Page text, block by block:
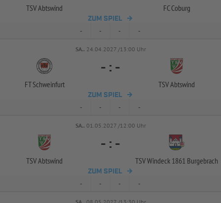
TSV Abtswind FC Coburg
ZUM SPIEL
- - - -
SA.. 24.04.2027 /13:00 Uhr
FT Schweinfurt
- : -
TSV Abtswind
ZUM SPIEL
- - - -
SA.. 01.05.2027 /12:00 Uhr
TSV Abtswind
- : -
TSV Windeck 1861 Burgebrach
ZUM SPIEL
- - - -